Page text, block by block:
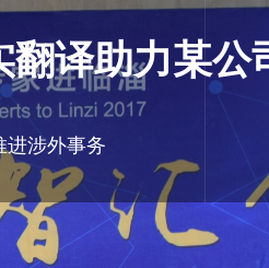
译助力某公
进涉外事务